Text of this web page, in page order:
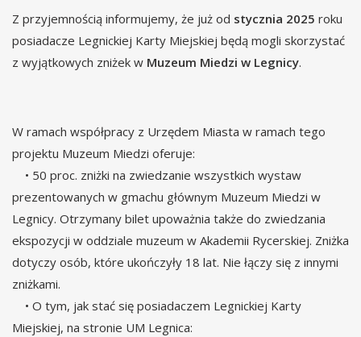
Z przyjemnością informujemy, że już od stycznia 2025 roku
posiadacze Legnickiej Karty Miejskiej będą mogli skorzystać
z wyjątkowych zniżek w Muzeum Miedzi w Legnicy.
W ramach współpracy z Urzędem Miasta w ramach tego
projektu Muzeum Miedzi oferuje:
• 50 proc. zniżki na zwiedzanie wszystkich wystaw
prezentowanych w gmachu głównym Muzeum Miedzi w
Legnicy. Otrzymany bilet upoważnia także do zwiedzania
ekspozycji w oddziale muzeum w Akademii Rycerskiej. Zniżka
dotyczy osób, które ukończyły 18 lat. Nie łączy się z innymi
zniżkami.
• O tym, jak stać się posiadaczem Legnickiej Karty
Miejskiej, na stronie UM Legnica: